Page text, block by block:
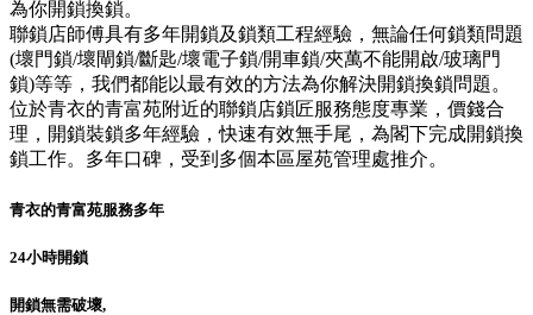
為你開鎖換鎖。
聯鎖店師傅具有多年開鎖及鎖類工程經驗，無論任何鎖類問題
(壞門鎖/壞閘鎖/斷匙/壞電子鎖/開車鎖/夾萬不能開啟/玻璃門
鎖)等等，我們都能以最有效的方法為你解決開鎖換鎖問題。
位於青衣的青富苑附近的聯鎖店鎖匠服務態度專業，價錢合
理，開鎖裝鎖多年經驗，快速有效無手尾，為閣下完成開鎖換
鎖工作。多年口碑，受到多個本區屋苑管理處推介。
青衣的青富苑服務多年
24小時開鎖
開鎖無需破壞,